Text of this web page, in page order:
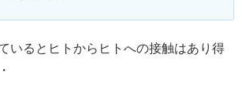
いるとヒトからヒトへの接触はあり得